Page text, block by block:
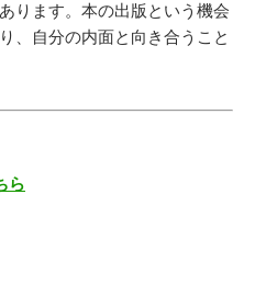
ります。本の出版という機会
、自分の内面と向き合うこと
ら